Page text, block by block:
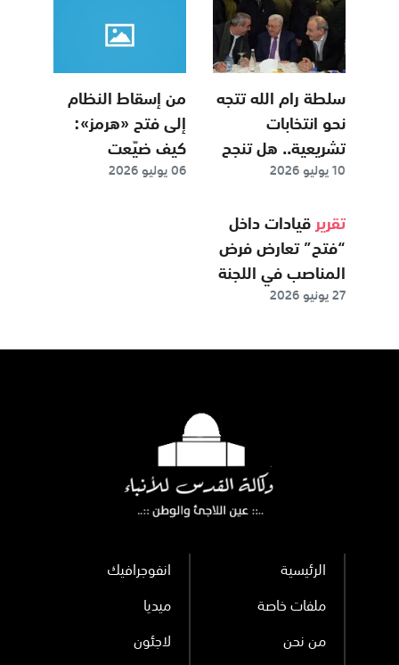
سلطة رام الله تتجه
نحو انتخابات
تشريعية.. هل تنجح
في كسر عقدين من
10 يوليو 2026
من إسقاط النظام
إلى فتح «هرمز»:
كيف ضيّعت
"إسرائيل" أهداف
06 يوليو 2026
تقرير قيادات داخل
“فتح” تعارض فرض
المناصب في اللجنة
المركزية
27 يونيو 2026
الرئيسية انفوجرافيك
ملفات خاصة ميديا
من نحن لاجئون